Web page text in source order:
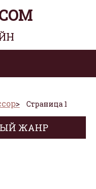
Страница 1
ЖАНР